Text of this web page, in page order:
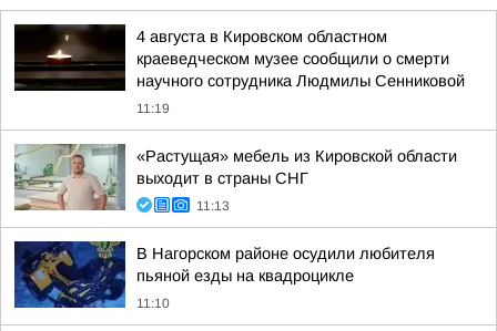
4 августа в Кировском областном
краеведческом музее сообщили о смерти
научного сотрудника Людмилы Сенниковой
11:19
«Растущая» мебель из Кировской области
выходит в страны СНГ
11:13
В Нагорском районе осудили любителя
пьяной езды на квадроцикле
11:10